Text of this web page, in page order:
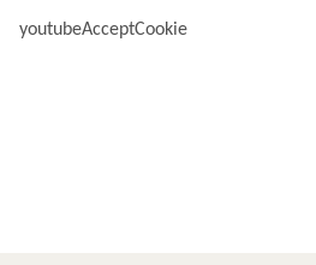
youtubeAcceptCookie